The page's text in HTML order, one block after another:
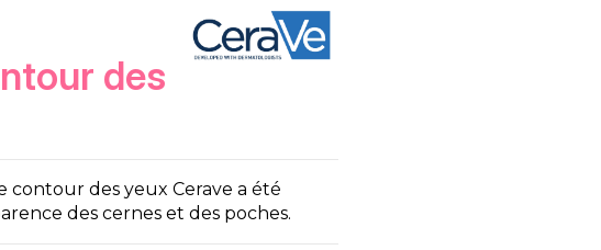
des
contour des yeux Cerave a été
des cernes et des poches.